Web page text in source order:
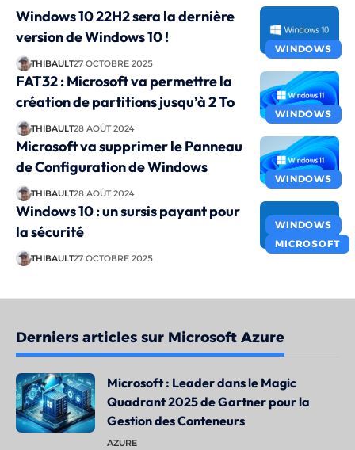
WINDOWS
Windows 10 22H2 sera la dernière
version de Windows 10 !
THIBAULT27 OCTOBRE 2025
WINDOWS
FAT32 : Microsoft va permettre la
création de partitions jusqu’à 2 To
THIBAULT28 AOÛT 2024
WINDOWS
Microsoft va supprimer le Panneau
de Configuration de Windows
THIBAULT28 AOÛT 2024
WINDOWS
MICROSOFT
Windows 10 : un sursis payant pour
la sécurité
THIBAULT27 OCTOBRE 2025
Derniers articles sur Microsoft Azure
Microsoft : Leader dans le Magic
Quadrant 2025 de Gartner pour la
Gestion des Conteneurs
AZURE